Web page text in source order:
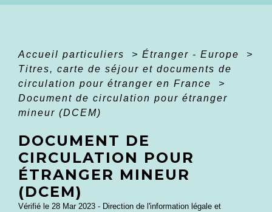
Accueil particuliers > Étranger - Europe
>
Titres, carte de séjour et documents de
circulation pour étranger en France
>
Document de circulation pour étranger
mineur (DCEM)
DOCUMENT DE
CIRCULATION POUR
ÉTRANGER MINEUR
(DCEM)
Vérifié le 28 Mar 2023 - Direction de l'information légale et